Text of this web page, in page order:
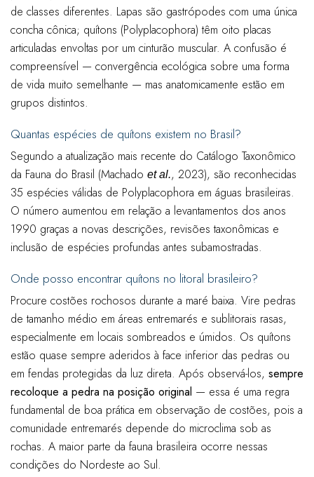
de classes diferentes. Lapas são gastrópodes com uma única
concha cônica; quítons (Polyplacophora) têm oito placas
articuladas envoltas por um cinturão muscular. A confusão é
compreensível — convergência ecológica sobre uma forma
de vida muito semelhante — mas anatomicamente estão em
grupos distintos.
Quantas espécies de quítons existem no Brasil?
Segundo a atualização mais recente do Catálogo Taxonômico
da Fauna do Brasil (Machado et al., 2023), são reconhecidas
35 espécies válidas de Polyplacophora em águas brasileiras.
O número aumentou em relação a levantamentos dos anos
1990 graças a novas descrições, revisões taxonômicas e
inclusão de espécies profundas antes subamostradas.
Onde posso encontrar quítons no litoral brasileiro?
Procure costões rochosos durante a maré baixa. Vire pedras
de tamanho médio em áreas entremarés e sublitorais rasas,
especialmente em locais sombreados e úmidos. Os quítons
estão quase sempre aderidos à face inferior das pedras ou
em fendas protegidas da luz direta. Após observá-los, sempre
recoloque a pedra na posição original — essa é uma regra
fundamental de boa prática em observação de costões, pois a
comunidade entremarés depende do microclima sob as
rochas. A maior parte da fauna brasileira ocorre nessas
condições do Nordeste ao Sul.